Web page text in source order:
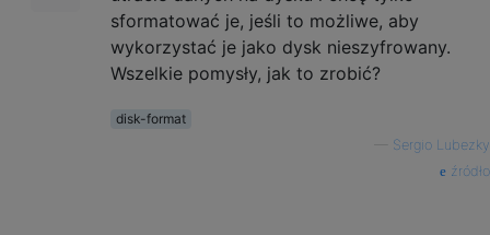
sformatować je, jeśli to możliwe, aby
wykorzystać je jako dysk nieszyfrowany.
Wszelkie pomysły, jak to zrobić?
disk-format
Sergio Lubezky
źródło